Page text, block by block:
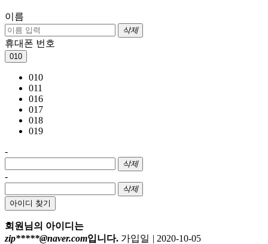
이름
삭제
휴대폰 번호
010
010
011
016
017
018
019
-
삭제
-
삭제
아이디 찾기
회원님의 아이디는
zip*****@naver.com입니다. 가입일 | 2020-10-05